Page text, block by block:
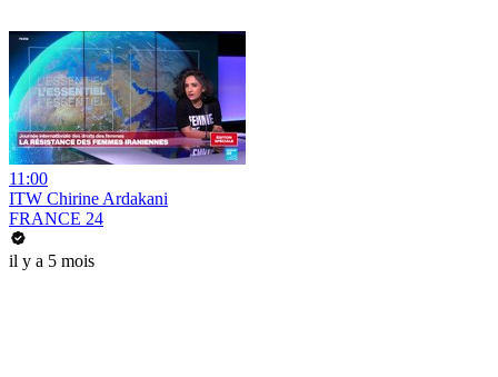
11:00
ITW Chirine Ardakani
FRANCE 24
il y a 5 mois